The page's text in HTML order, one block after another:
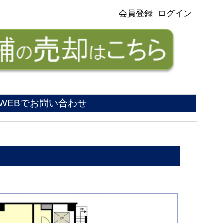
ログイン
会員登録
でお問い合わせ